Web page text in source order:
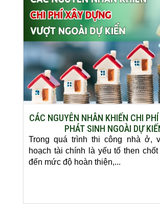
CÁC NGUYÊN NHÂN KHIẾN CHI
PHÁT SINH NGOÀI DỰ
Trong quá trình thi công nhà ở,
hoạch tài chính là yếu tố then chốt
đến mức độ hoàn thiện,...